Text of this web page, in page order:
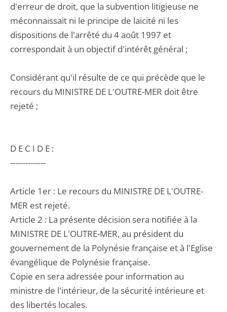
d'erreur de droit, que la subvention litigieuse ne
méconnaissait ni le principe de laïcité ni les
dispositions de l'arrêté du 4 août 1997 et
correspondait à un objectif d'intérêt général ;
Considérant qu'il résulte de ce qui précède que le
recours du MINISTRE DE L'OUTRE-MER doit être
rejeté ;
D E C I D E :
--------------
Article 1er : Le recours du MINISTRE DE L'OUTRE-
MER est rejeté.
Article 2 : La présente décision sera notifiée à la
MINISTRE DE L'OUTRE-MER, au président du
gouvernement de la Polynésie française et à l'Eglise
évangélique de Polynésie française.
Copie en sera adressée pour information au
ministre de l'intérieur, de la sécurité intérieure et
des libertés locales.